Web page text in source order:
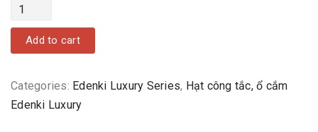
Quantity
Add to cart
Categories: Edenki Luxury Series, Hạt công tắc, ổ cắm
Edenki Luxury